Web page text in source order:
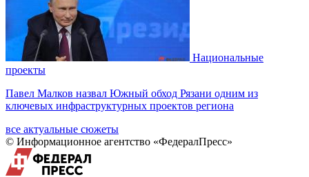
Национальные
проекты
Павел Малков назвал Южный обход Рязани одним из
ключевых инфраструктурных проектов региона
все актуальные сюжеты
© Информационное агентство «ФедералПресс»